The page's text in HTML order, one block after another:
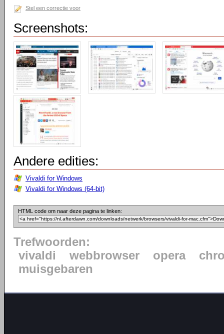
Stel een correctie voor
Screenshots:
Andere edities:
Vivaldi for Windows
Vivaldi for Windows (64-bit)
HTML code om naar deze pagina te linken:
Trefwoorden:
vivaldi
webbrowser opera
muisgebaren